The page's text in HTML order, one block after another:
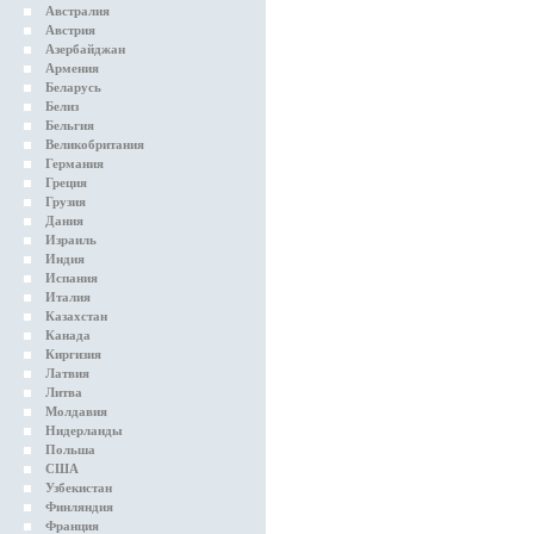
Австралия
Австрия
Азербайджан
Армения
Беларусь
Белиз
Бельгия
Великобритания
Германия
Греция
Грузия
Дания
Израиль
Индия
Испания
Италия
Казахстан
Канада
Киргизия
Латвия
Литва
Молдавия
Нидерланды
Польша
США
Узбекистан
Финляндия
Франция